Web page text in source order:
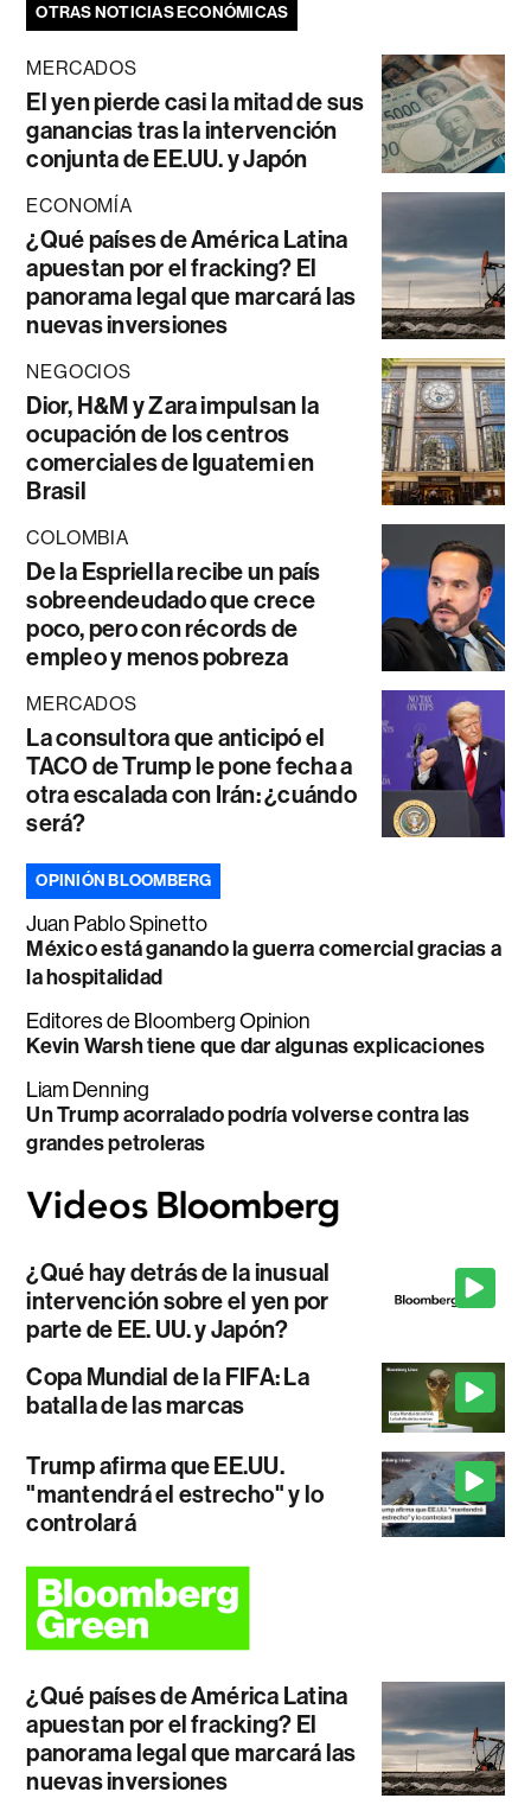
OTRAS NOTICIAS ECONÓMICAS
MERCADOS
El yen pierde casi la mitad de sus
ganancias tras la intervención
conjunta de EE.UU. y Japón
ECONOMÍA
¿Qué países de América Latina
apuestan por el fracking? El
panorama legal que marcará las
nuevas inversiones
NEGOCIOS
Dior, H&M y Zara impulsan la
ocupación de los centros
comerciales de Iguatemi en
Brasil
COLOMBIA
De la Espriella recibe un país
sobreendeudado que crece
poco, pero con récords de
empleo y menos pobreza
MERCADOS
La consultora que anticipó el
TACO de Trump le pone fecha a
otra escalada con Irán: ¿cuándo
será?
OPINIÓN BLOOMBERG
Juan Pablo Spinetto
México está ganando la guerra comercial gracias a
la hospitalidad
Editores de Bloomberg Opinion
Kevin Warsh tiene que dar algunas explicaciones
Liam Denning
Un Trump acorralado podría volverse contra las
grandes petroleras
¿Qué hay detrás de la inusual
intervención sobre el yen por
parte de EE. UU. y Japón?
Copa Mundial de la FIFA: La
batalla de las marcas
Trump afirma que EE.UU.
"mantendrá el estrecho" y lo
controlará
¿Qué países de América Latina
apuestan por el fracking? El
panorama legal que marcará las
nuevas inversiones